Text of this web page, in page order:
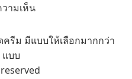
ามเห็น
รีม มีแบบให้เลือกมากกว่า
แบบ